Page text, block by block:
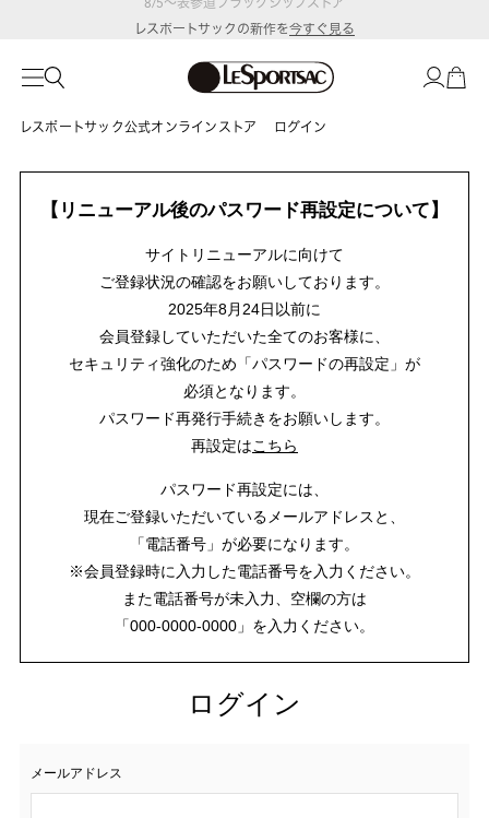
レスポートサックの新作を今すぐ見る
レスポートサック公式オンラインストア ログイン
【リニューアル後のパスワード再設定について】
サイトリニューアルに向けて
ご登録状況の確認をお願いしております。
2025年8月24日以前に
会員登録していただいた全てのお客様に、
セキュリティ強化のため「パスワードの再設定」が
必須となります。
パスワード再発行手続きをお願いします。
再設定はこちら
パスワード再設定には、
現在ご登録いただいているメールアドレスと、
「電話番号」が必要になります。
※会員登録時に入力した電話番号を入力ください。
また電話番号が未入力、空欄の方は
「000-0000-0000」を入力ください。
ログイン
メールアドレス